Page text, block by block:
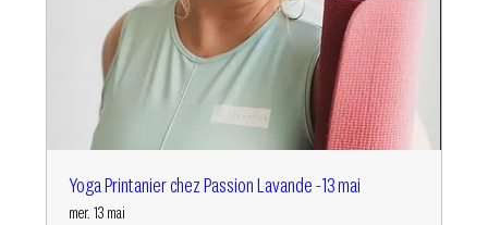
Yoga Printanier chez Passion Lavande -13 mai
mer. 13 mai